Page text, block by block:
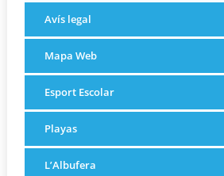
Avís legal
Mapa Web
Esport Escolar
Playas
L’Albufera